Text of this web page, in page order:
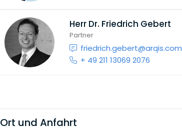
Herr Dr. Friedrich Gebert
Partner
friedrich.gebert@arqis.com
+ 49 211 13069 2076
Ort und Anfahrt